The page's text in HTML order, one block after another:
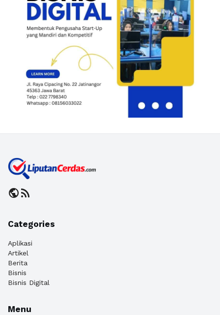
publicrss_feed
Categories
Aplikasi
Artikel
Berita
Bisnis
Bisnis Digital
Menu